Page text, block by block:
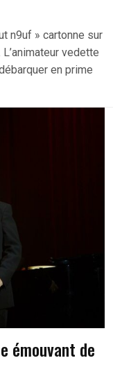
n9uf » cartonne sur
vedette
en prime
émouvant de